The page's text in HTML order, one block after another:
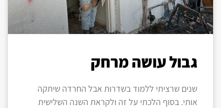
גבול עושה מרחק
שנים שרציתי ללמוד בשדרות אבל החרדה שיתקה
אותי. בסוף הלכתי על זה ולקראת השנה השלישית